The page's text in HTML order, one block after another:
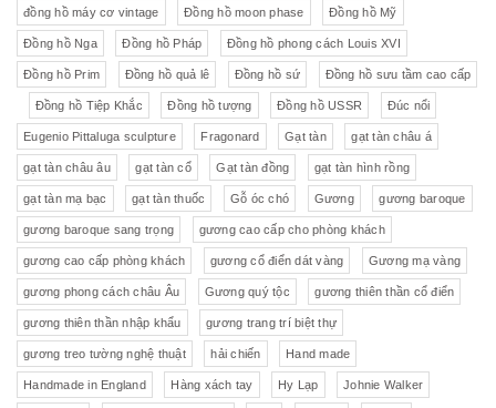
đồng hồ máy cơ vintage Đồng hồ moon phase Đồng hồ Mỹ
Đồng hồ Nga Đồng hồ Pháp Đồng hồ phong cách Louis XVI
Đồng hồ Prim Đồng hồ quả lê Đồng hồ sứ Đồng hồ sưu tầm cao cấp
Đồng hồ Tiệp Khắc Đồng hồ tượng Đồng hồ USSR Đúc nổi
Eugenio Pittaluga sculpture Fragonard Gạt tàn gạt tàn châu á
gạt tàn châu âu gạt tàn cổ Gạt tàn đồng gạt tàn hình rồng
gạt tàn mạ bạc gạt tàn thuốc Gỗ óc chó Gương gương baroque
gương baroque sang trọng gương cao cấp cho phòng khách
gương cao cấp phòng khách gương cổ điển dát vàng Gương mạ vàng
gương phong cách châu Âu Gương quý tộc gương thiên thần cổ điển
gương thiên thần nhập khẩu gương trang trí biệt thự
gương treo tường nghệ thuật hải chiến Hand made
Handmade in England Hàng xách tay Hy Lạp Johnie Walker